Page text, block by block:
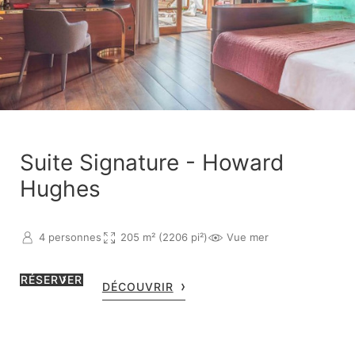
Suite Signature - Howard
Hughes
4 personnes 205 m² (2206 pi²) Vue mer
RÉSERVER
DÉCOUVRIR